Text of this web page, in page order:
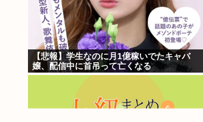
【悲報】学生なのに月1億稼いでたキャバ
嬢、配信中に首吊って亡くなる